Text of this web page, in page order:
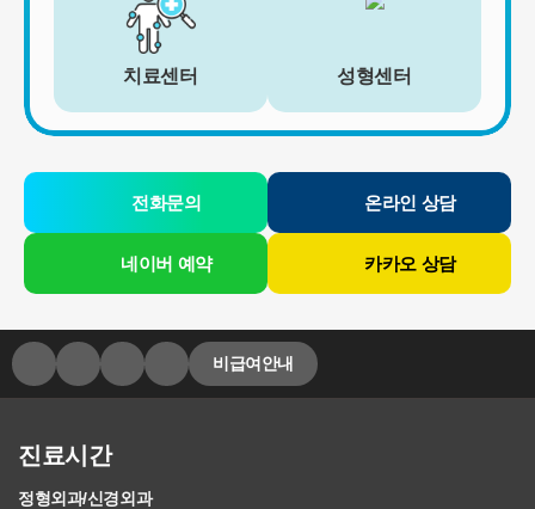
치료센터 성형센터
전화문의 온라인 상담
네이버 예약 카카오 상담
비급여안내
진료시간
정형외과/신경외과
- 신용정보의 수집/처리 및 이용 등에 관한 기록 : 3년 (신용정보의 이
용 및 보호에 관한 법률)
- 웹사이트 방문에 관한 기록 : 3개월 (통신비밀보호법)
[상담신청정보]
수집일로부터 5년 혹은 상담 목적 달성시까지. 다만, 수집목적 또는
존할 필요성이 있는 경우에는 귀하의 개인정보를 보유할 수 있습니
- 소비자의 불만 또는 분쟁처리에 관한 기록 : 3년 (전자상거래 등에
서의 소비자보호에 관한 법률)
- 신용정보의 수집/처리 및 이용 등에 관한 기록 : 3년 (신용정보의 이
용 및 보호에 관한 법률)
- 본인확인에 관한 기록: 6개월(정보통신망 이용촉진 및 정보보호 등
에 관한 법률)
■ 동의를 거부할 권리가 있다는 사실과 동의 거부에 따른 불이익 내
회원은 연세바로척병원에서 수집하는 개인정보에 대해 동의를 거부
할 권리가 있으며 동의 거부 시에는 회원 가입, 진료 예약, 게시판 이
용 등의 서비스가 제한됩니다.